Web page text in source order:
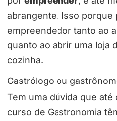
abrangente. Isso porque
empreendedor tanto ao
quanto ao abrir uma loja
cozinha.
Gastrólogo ou
Tem uma dúvida que até
curso de Gastronomia